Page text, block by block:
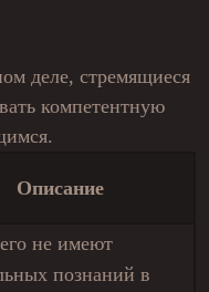
деле, стремящиеся
компетентную
Описание
не имеют
познаний в